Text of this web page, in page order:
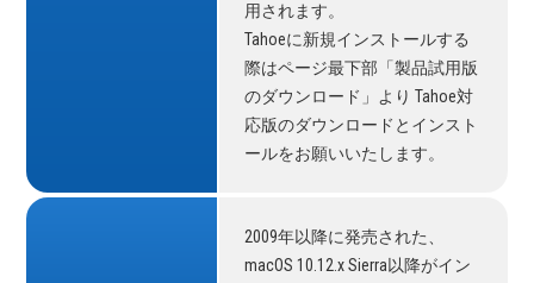
用されます。
Tahoeに新規インストールする
際はページ最下部「製品試用版
のダウンロード」より Tahoe対
応版のダウンロードとインスト
ールをお願いいたします。
2009年以降に発売された、
macOS 10.12.x Sierra以降がイン